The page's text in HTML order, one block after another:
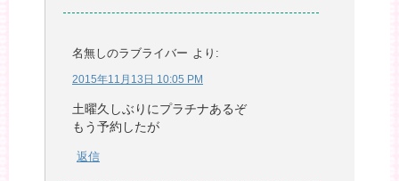
名無しのラブライバー より:
2015年11月13日 10:05 PM
土曜久しぶりにプラチナあるぞ
もう予約したが
返信